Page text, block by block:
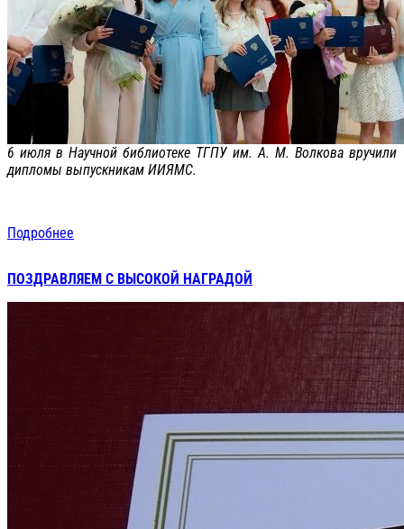
6 июля в Научной библиотеке ТГПУ им. А. М. Волкова вручили
дипломы выпускникам ИИЯМС.
Подробнее
ПОЗДРАВЛЯЕМ С ВЫСОКОЙ НАГРАДОЙ